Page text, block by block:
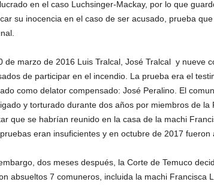
en el caso Luchsinger-Mackay, por lo que
su inocencia en el caso de ser acusado, prueba
de marzo de 2016 Luis Tralcal, José Tralcal y nueve
de participar en el incendio. La prueba era el
como delator compensado: José Peralino. El
y torturado durante dos años por miembros de la
que se habrían reunido en la casa de la machi
eran insuficientes y en octubre de 2017 fueron
dos meses después, la Corte de Temuco
absueltos 7 comuneros, incluida la machi Francisca